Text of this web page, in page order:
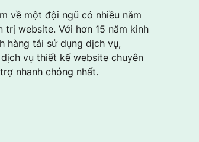
về một đội ngũ có nhiều năm
website. Với hơn 15 năm kinh
hàng tái sử dụng dịch vụ,
vụ thiết kế website chuyên
nhanh chóng nhất.